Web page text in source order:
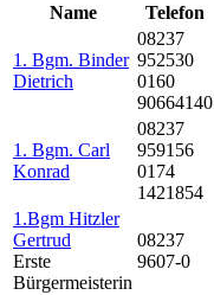
Name
Telefon
1. Bgm. Binder
Dietrich
08237
952530
0160
90664140
1. Bgm. Carl
Konrad
08237
959156
0174
1421854
1.Bgm Hitzler
Gertrud
Erste
Bürgermeisterin
08237
9607-0